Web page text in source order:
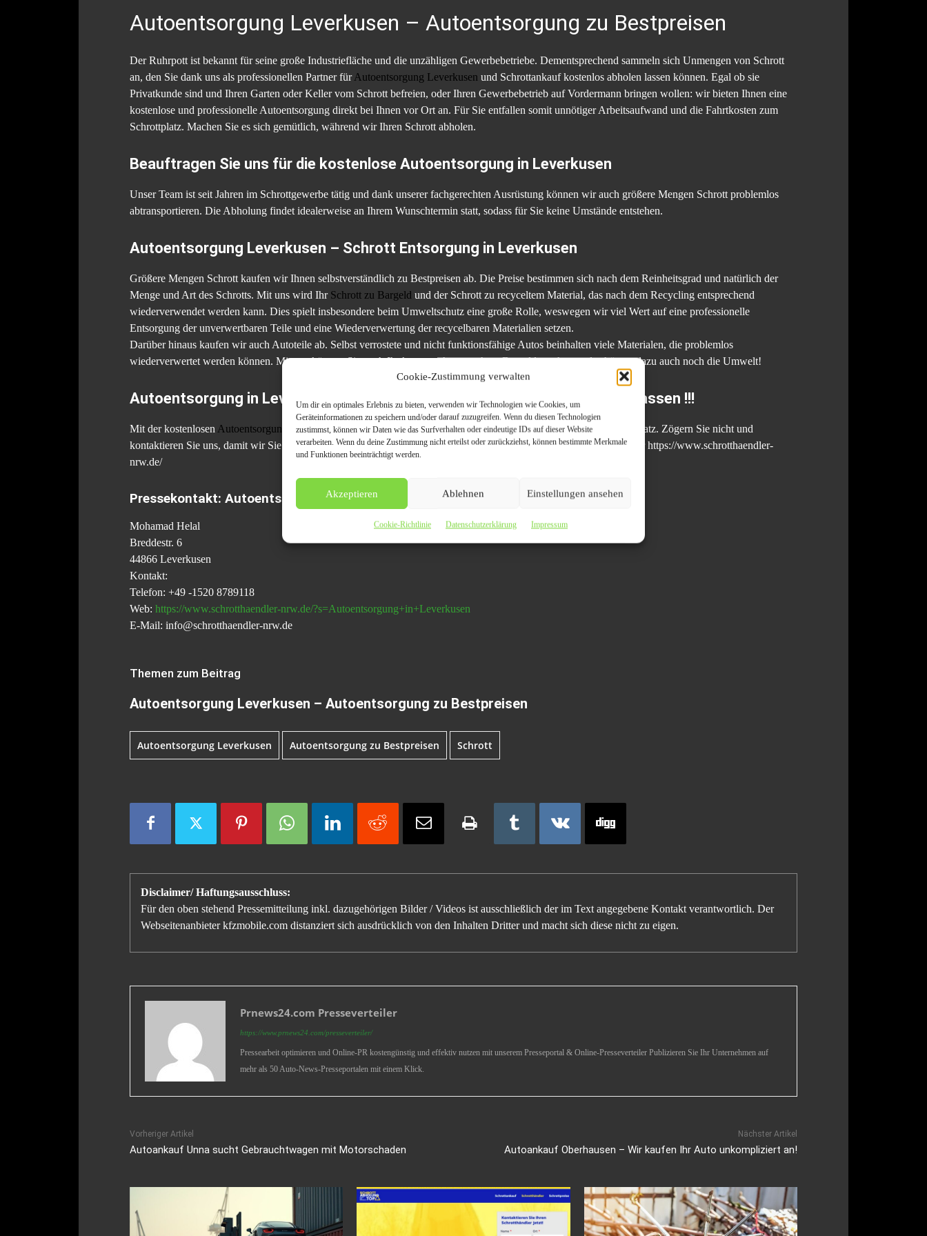
Cookie-Zustimmung verwalten
Um dir ein optimales Erlebnis zu bieten, verwenden wir Technologien wie Cookies, um
Geräteinformationen zu speichern und/oder darauf zuzugreifen. Wenn du diesen Technologien
zustimmst, können wir Daten wie das Surfverhalten oder eindeutige IDs auf dieser Website
verarbeiten. Wenn du deine Zustimmung nicht erteilst oder zurückziehst, können bestimmte Merkmale
und Funktionen beeinträchtigt werden.
Akzeptieren Ablehnen Einstellungen ansehen
Cookie-Richtlinie Datenschutzerklärung Impressum
Autoentsorgung Leverkusen – Autoentsorgung zu Bestpreisen
Der Ruhrpott ist bekannt für seine große Industriefläche und die unzähligen Gewerbebetriebe. Dementsprechend sammeln sich Unmengen von Schrott
an, den Sie dank uns als professionellen Partner für Autoentsorgung Leverkusen und Schrottankauf kostenlos abholen lassen können. Egal ob sie
Privatkunde sind und Ihren Garten oder Keller vom Schrott befreien, oder Ihren Gewerbebetrieb auf Vordermann bringen wollen: wir bieten Ihnen eine
kostenlose und professionelle Autoentsorgung direkt bei Ihnen vor Ort an. Für Sie entfallen somit unnötiger Arbeitsaufwand und die Fahrtkosten zum
Schrottplatz. Machen Sie es sich gemütlich, während wir Ihren Schrott abholen.
Beauftragen Sie uns für die kostenlose Autoentsorgung in Leverkusen
Unser Team ist seit Jahren im Schrottgewerbe tätig und dank unserer fachgerechten Ausrüstung können wir auch größere Mengen Schrott problemlos
abtransportieren. Die Abholung findet idealerweise an Ihrem Wunschtermin statt, sodass für Sie keine Umstände entstehen.
Autoentsorgung Leverkusen – Schrott Entsorgung in Leverkusen
Größere Mengen Schrott kaufen wir Ihnen selbstverständlich zu Bestpreisen ab. Die Preise bestimmen sich nach dem Reinheitsgrad und natürlich der
Menge und Art des Schrotts. Mit uns wird Ihr Schrott zu Bargeld und der Schrott zu recyceltem Material, das nach dem Recycling entsprechend
wiederverwendet werden kann. Dies spielt insbesondere beim Umweltschutz eine große Rolle, weswegen wir viel Wert auf eine professionelle
Entsorgung der unverwertbaren Teile und eine Wiederverwertung der recycelbaren Materialien setzen.
Darüber hinaus kaufen wir auch Autoteile ab. Selbst verrostete und nicht funktionsfähige Autos beinhalten viele Materialen, die problemlos
wiederverwertet werden können. Mit uns können Sie auch Ihr kaputtes Auto noch zu Bargeld machen und schützen dazu auch noch die Umwelt!
Autoentsorgung in Leverkusen: Schrott von unseren Spezialisten abholen lassen !!!
Mit der kostenlosen Autoentsorgung in Leverkusen durchSchrotthändler NRWschaffen Sie endlich den benötigten Platz. Zögern Sie nicht und
kontaktieren Sie uns, damit wir Sie schnellstmöglich von Ihrem Schrott befreien können. Nähere Infos finden Sie unter https://www.schrotthaendler-
nrw.de/
Pressekontakt: Autoentsorgung in Leverkusen
Mohamad Helal
Breddestr. 6
44866 Leverkusen
Kontakt:
Telefon: +49 -1520 8789118
Web: https://www.schrotthaendler-nrw.de/?s=Autoentsorgung+in+Leverkusen
E-Mail: info@schrotthaendler-nrw.de
Themen zum Beitrag
Autoentsorgung Leverkusen – Autoentsorgung zu Bestpreisen
Autoentsorgung Leverkusen Autoentsorgung zu Bestpreisen Schrott
Disclaimer/ Haftungsausschluss:
Für den oben stehend Pressemitteilung inkl. dazugehörigen Bilder / Videos ist ausschließlich der im Text angegebene Kontakt verantwortlich. Der
Webseitenanbieter kfzmobile.com distanziert sich ausdrücklich von den Inhalten Dritter und macht sich diese nicht zu eigen.
Prnews24.com Presseverteiler
https://www.prnews24.com/presseverteiler/
Pressearbeit optimieren und Online-PR kostengünstig und effektiv nutzen mit unserem Presseportal & Online-Presseverteiler Publizieren Sie Ihr Unternehmen auf
mehr als 50 Auto-News-Presseportalen mit einem Klick.
Vorheriger Artikel
Autoankauf Unna sucht Gebrauchtwagen mit Motorschaden
Nächster Artikel
Autoankauf Oberhausen – Wir kaufen Ihr Auto unkompliziert an!